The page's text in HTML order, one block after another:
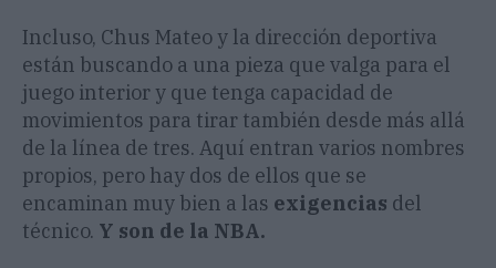
Incluso, Chus Mateo y la dirección deportiva
están buscando a una pieza que valga para el
juego interior y que tenga capacidad de
movimientos para tirar también desde más allá
de la línea de tres. Aquí entran varios nombres
propios, pero hay dos de ellos que se
encaminan muy bien a las exigencias del
técnico. Y son de la NBA.